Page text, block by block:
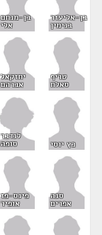
בן-אליעזר
בנימין
בן-מנחם
אלי
טריף
סאלח
יחזקאל
אברהם
כץ יוסי
לנדבר
סופה
סנה
אפרים
פינס-פז
אופיר